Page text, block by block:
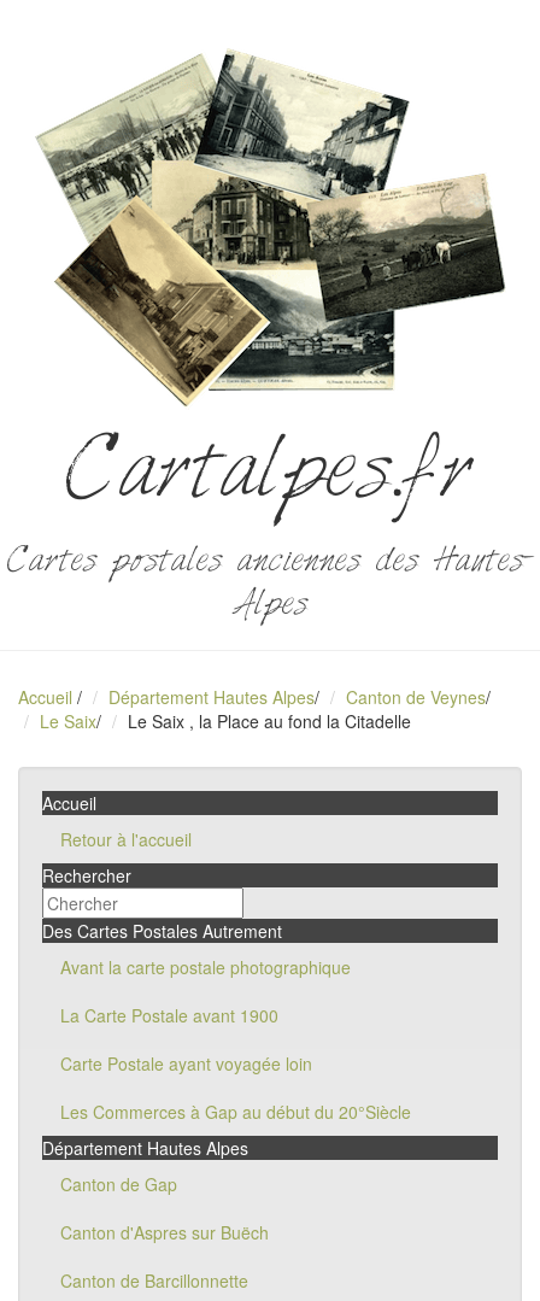
Cartalpes.fr
Cartes postales anciennes des Hautes-
Alpes
Accueil / Département Hautes Alpes/ Canton de Veynes/
Le Saix/ Le Saix , la Place au fond la Citadelle
Accueil
Retour à l'accueil
Rechercher
Des Cartes Postales Autrement
Avant la carte postale photographique
La Carte Postale avant 1900
Carte Postale ayant voyagée loin
Les Commerces à Gap au début du 20°Siècle
Département Hautes Alpes
Canton de Gap
Canton d'Aspres sur Buëch
Canton de Barcillonnette